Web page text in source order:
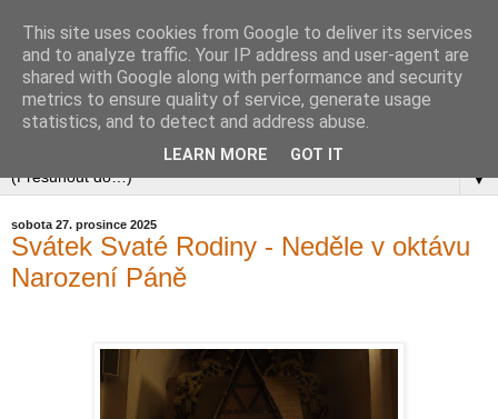
▼
sobota 27. prosince 2025
Svátek Svaté Rodiny - Neděle v oktávu
Narození Páně
This site uses cookies from Google to deliver its services
and to analyze traffic. Your IP address and user-agent are
shared with Google along with performance and security
metrics to ensure quality of service, generate usage
statistics, and to detect and address abuse.
LEARN MORE GOT IT